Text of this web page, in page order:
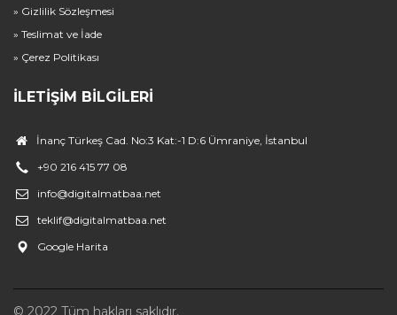
» Gizlilik Sözleşmesi
» Teslimat ve İade
» Çerez Politikası
İLETIŞIM BILGILERI
İnanç Türkeş Cad. No:3 Kat:-1 D:6 Ümraniye, İstanbul
+90 216 415 77 08
info@digitalmatbaa.net
teklif@digitalmatbaa.net
Google Harita
© 2022 Tüm hakları saklıdır.